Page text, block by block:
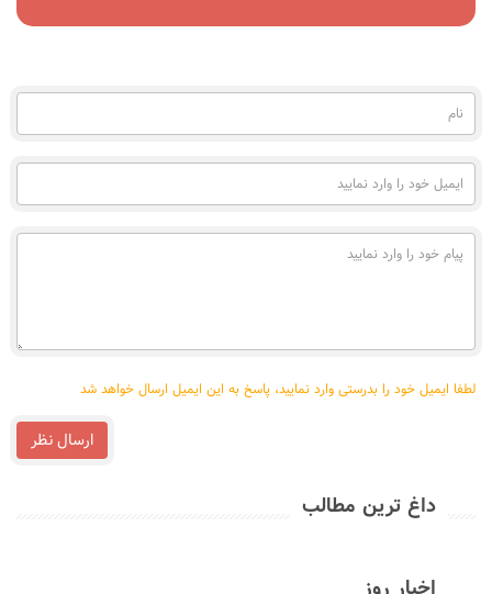
نام
(به
ایمیل
خود
وارد
نمایید
پیام
خود
لطفا ایمیل خود را بدرستی وارد نمایید، پاسخ به این ایمیل ارسال خواهد شد
ارسال نظر
داغ ترین مطالب